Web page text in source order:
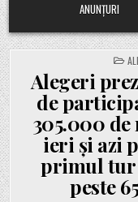
ANUNȚURI
IN
Alegeri
de
305.000
ieri și azi
primul tur
peste